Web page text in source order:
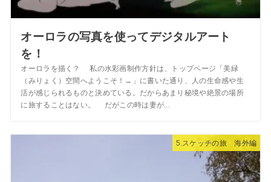
オーロラの写真を使ってデジタルアート
を！
オーロラを描く？ 私の水彩画制作方針は、トップページ「美緑
（みりょく）空間へようこそ！→」に書いた通り、人の生命感や生
活が感じられるものと決めている。だからあまり秘境や絶景の場所
に旅することはない。 だがこの時は妻が...
5.スケッチの旅 海外編